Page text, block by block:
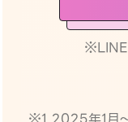
※LINE